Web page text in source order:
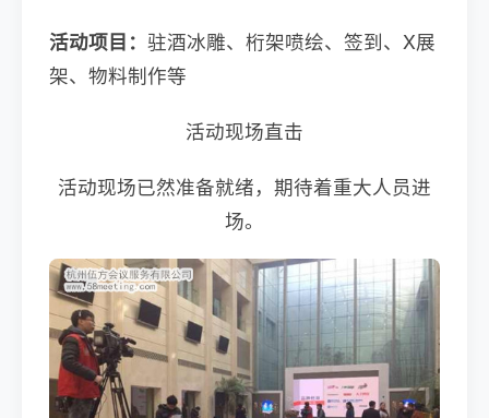
活动项目： 驻酒冰雕、桁架喷绘、签到、X展
架、物料制作等
活动现场直击
活动现场已然准备就绪，期待着重大人员进
场。